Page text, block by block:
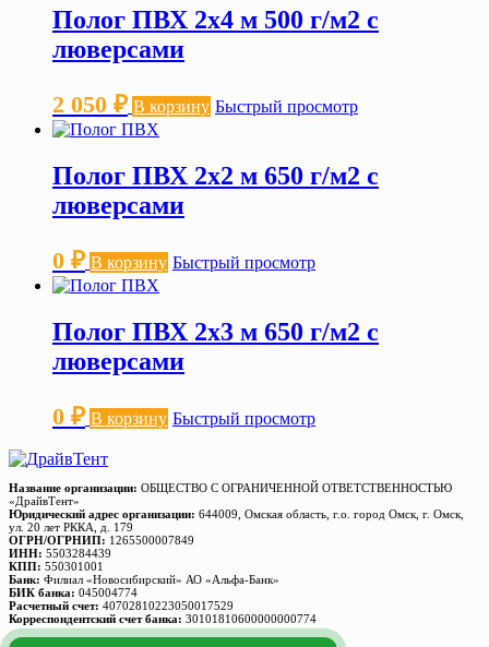
Полог ПВХ 2х4 м 500 г/м2 с
люверсами
2 050 ₽ В корзину Быстрый просмотр
Полог ПВХ 2х2 м 650 г/м2 с
люверсами
0 ₽ В корзину Быстрый просмотр
Полог ПВХ 2х3 м 650 г/м2 с
люверсами
0 ₽ В корзину Быстрый просмотр
Название организации: ОБЩЕСТВО С ОГРАНИЧЕННОЙ ОТВЕТСТВЕННОСТЬЮ
«ДрайвТент»
Юридический адрес организации: 644009, Омская область, г.о. город Омск, г. Омск,
ул. 20 лет РККА, д. 179
ОГРН/ОГРНИП: 1265500007849
ИНН: 5503284439
КПП: 550301001
Банк: Филиал «Новосибирский» АО «Альфа-Банк»
БИК банка: 045004774
Расчетный счет: 40702810223050017529
Корреспондентский счет банка: 30101810600000000774